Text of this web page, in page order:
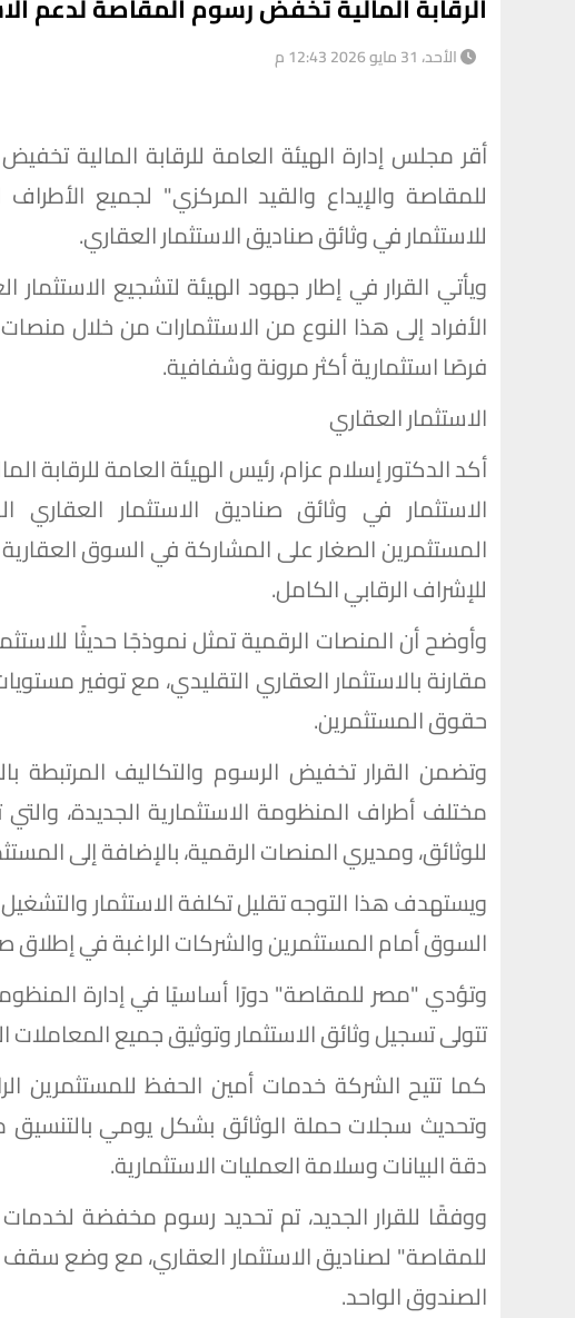
الأحد، 31 مايو 2026 12:43 م
أقر مجلس إدارة الهيئة العامة للرقابة المالية
للمقاصة والإيداع والقيد المركزي" لجميع
للاستثمار في وثائق صناديق الاستثمار العقاري.
ويأتي القرار في إطار جهود الهيئة لتشجيع
الأفراد إلى هذا النوع من الاستثمارات من خلال
فرصًا استثمارية أكثر مرونة وشفافية.
الاستثمار العقاري
أكد الدكتور إسلام عزام، رئيس الهيئة العامة للرقابة
الاستثمار في وثائق صناديق الاستثمار
المستثمرين الصغار على المشاركة في السوق
للإشراف الرقابي الكامل.
وأوضح أن المنصات الرقمية تمثل نموذجًا حديثًا
مقارنة بالاستثمار العقاري التقليدي، مع توفير
حقوق المستثمرين.
وتضمن القرار تخفيض الرسوم والتكاليف
مختلف أطراف المنظومة الاستثمارية الجديدة،
للوثائق، ومديري المنصات الرقمية، بالإضافة إلى
ويستهدف هذا التوجه تقليل تكلفة الاستثمار
السوق أمام المستثمرين والشركات الراغبة في إطلاق
وتؤدي "مصر للمقاصة" دورًا أساسيًا في إدارة
تتولى تسجيل وثائق الاستثمار وتوثيق جميع المعاملات
كما تتيح الشركة خدمات أمين الحفظ للمستثمرين
وتحديث سجلات حملة الوثائق بشكل يومي
دقة البيانات وسلامة العمليات الاستثمارية.
ووفقًا للقرار الجديد، تم تحديد رسوم مخفضة
الصندوق الواحد.